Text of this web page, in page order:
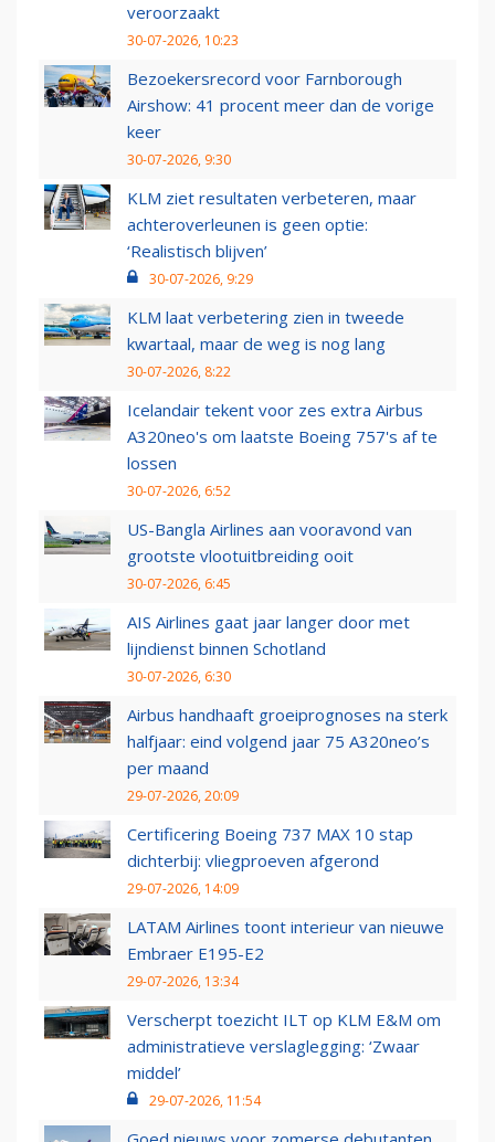
veroorzaakt
30-07-2026, 10:23
Bezoekersrecord voor Farnborough
Airshow: 41 procent meer dan de vorige
keer
30-07-2026, 9:30
KLM ziet resultaten verbeteren, maar
achteroverleunen is geen optie:
‘Realistisch blijven’
30-07-2026, 9:29
KLM laat verbetering zien in tweede
kwartaal, maar de weg is nog lang
30-07-2026, 8:22
Icelandair tekent voor zes extra Airbus
A320neo's om laatste Boeing 757's af te
lossen
30-07-2026, 6:52
US-Bangla Airlines aan vooravond van
grootste vlootuitbreiding ooit
30-07-2026, 6:45
AIS Airlines gaat jaar langer door met
lijndienst binnen Schotland
30-07-2026, 6:30
Airbus handhaaft groeiprognoses na sterk
halfjaar: eind volgend jaar 75 A320neo’s
per maand
29-07-2026, 20:09
Certificering Boeing 737 MAX 10 stap
dichterbij: vliegproeven afgerond
29-07-2026, 14:09
LATAM Airlines toont interieur van nieuwe
Embraer E195-E2
29-07-2026, 13:34
Verscherpt toezicht ILT op KLM E&M om
administratieve verslaglegging: ‘Zwaar
middel’
29-07-2026, 11:54